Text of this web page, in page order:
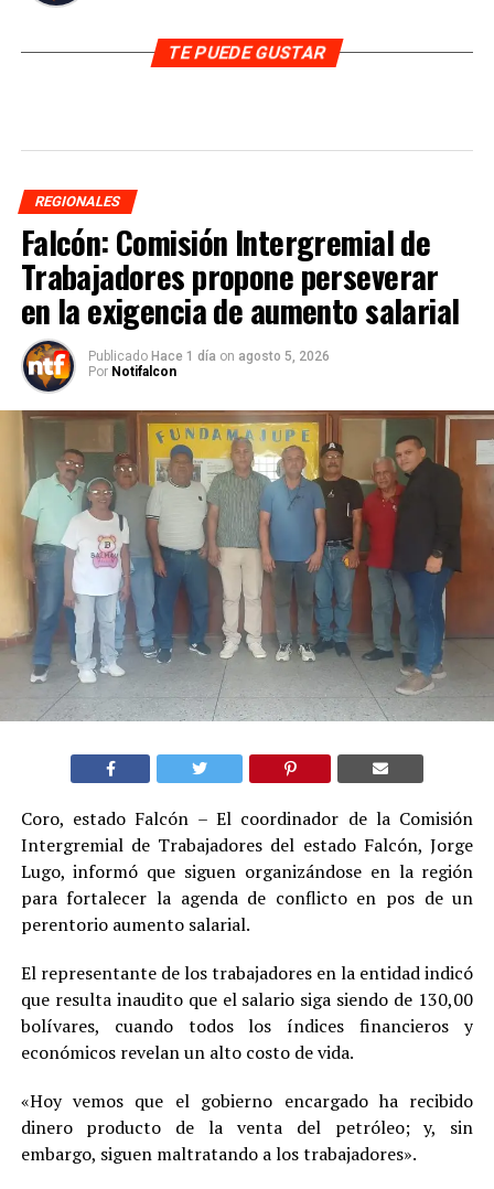
TE PUEDE GUSTAR
REGIONALES
Falcón: Comisión Intergremial de
Trabajadores propone perseverar
en la exigencia de aumento salarial
Publicado Hace 1 día on agosto 5, 2026
Por Notifalcon
Coro, estado Falcón – El coordinador de la Comisión
Intergremial de Trabajadores del estado Falcón, Jorge
Lugo, informó que siguen organizándose en la región
para fortalecer la agenda de conflicto en pos de un
perentorio aumento salarial.
El representante de los trabajadores en la entidad indicó
que resulta inaudito que el salario siga siendo de 130,00
bolívares, cuando todos los índices financieros y
económicos revelan un alto costo de vida.
«Hoy vemos que el gobierno encargado ha recibido
dinero producto de la venta del petróleo; y, sin
embargo, siguen maltratando a los trabajadores».